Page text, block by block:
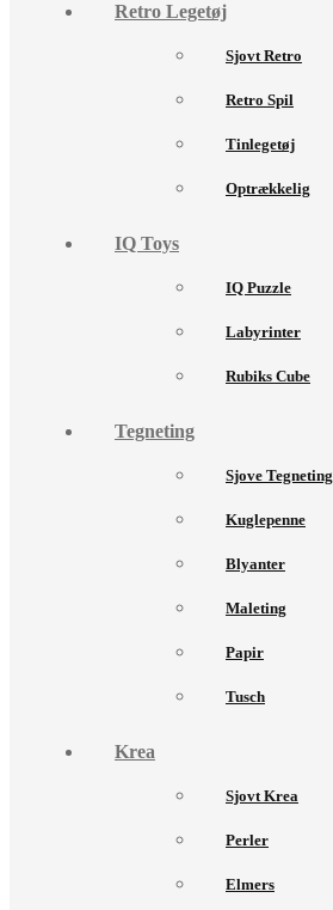
Retro Legetøj
Sjovt Retro
Retro Spil
Tinlegetøj
Optrækkelig
IQ Toys
IQ Puzzle
Labyrinter
Rubiks Cube
Tegneting
Sjove Tegneting
Kuglepenne
Blyanter
Maleting
Papir
Tusch
Krea
Sjovt Krea
Perler
Elmers